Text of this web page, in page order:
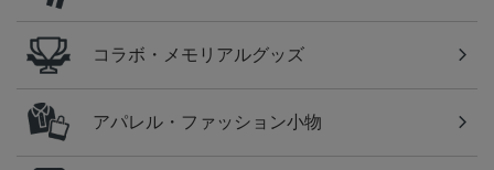
コラボ・メモリアルグッズ
アパレル・ファッション小物